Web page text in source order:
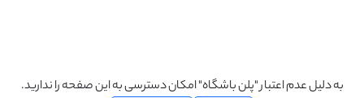
به دلیل عدم اعتبار "پلن باشگاه" امکان دسترسی به این صفحه را ندارید.